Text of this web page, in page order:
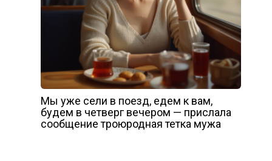
Мы уже сели в поезд, едем к вам,
будем в четверг вечером — прислала
сообщение троюродная тетка мужа